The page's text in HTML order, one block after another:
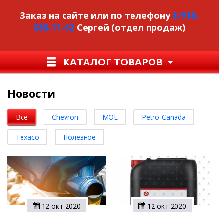
Заказ на сайте или по телефону 8-918-
088-11-62 Сергей (отдел продаж)
КАТАЛОГ ТОВАРОВ
Новости
Все Chevron MOL Petro-Canada
Texaco Полезное
12 окт 2020 12 окт 2020